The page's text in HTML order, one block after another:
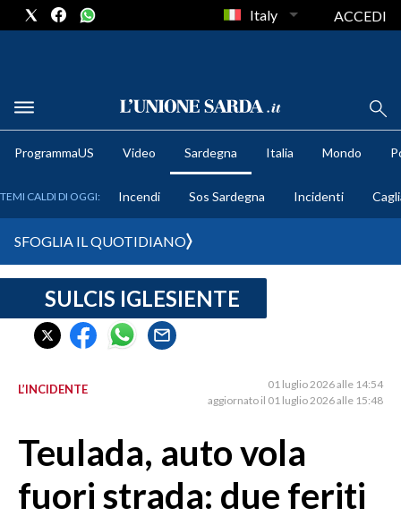
METEO
CRONACA SARDEGNA
CAGLIARI
SULCIS IGLESIENTE
SASSARI E PROVINCIA
GALLURA
Italy ACCEDI
ProgrammaUS Video Sardegna Italia Mondo
TEMI CALDI DI OGGI: Incendi Sos Sardegna Incidenti
SFOGLIA IL QUOTIDIANO
SULCIS IGLESIENTE
L’INCIDENTE
01 luglio 2026 alle 14:54
aggiornato il 01 luglio 2026 alle 15:48
Teulada, auto vola
fuori strada: due feriti